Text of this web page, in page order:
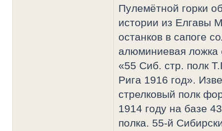
Пулемётной горки
истории из Елгавы
останков в сапоге
алюминиевая ложка
«55 Сиб. стр. полк
Рига 1916 год».
стрелковый полк
1914 году на базе
полка. 55-й